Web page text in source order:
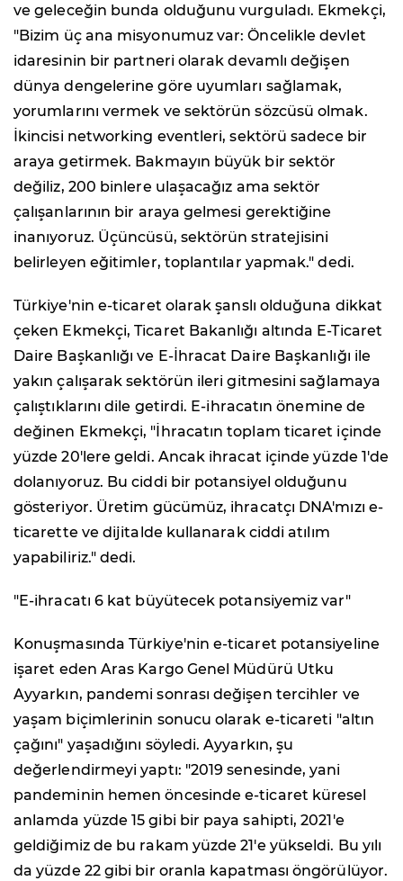
ve geleceğin bunda olduğunu vurguladı. Ekmekçi,
"Bizim üç ana misyonumuz var: Öncelikle devlet
idaresinin bir partneri olarak devamlı değişen
dünya dengelerine göre uyumları sağlamak,
yorumlarını vermek ve sektörün sözcüsü olmak.
İkincisi networking eventleri, sektörü sadece bir
araya getirmek. Bakmayın büyük bir sektör
değiliz, 200 binlere ulaşacağız ama sektör
çalışanlarının bir araya gelmesi gerektiğine
inanıyoruz. Üçüncüsü, sektörün stratejisini
belirleyen eğitimler, toplantılar yapmak." dedi.
Türkiye'nin e-ticaret olarak şanslı olduğuna dikkat
çeken Ekmekçi, Ticaret Bakanlığı altında E-Ticaret
Daire Başkanlığı ve E-İhracat Daire Başkanlığı ile
yakın çalışarak sektörün ileri gitmesini sağlamaya
çalıştıklarını dile getirdi. E-ihracatın önemine de
değinen Ekmekçi, "İhracatın toplam ticaret içinde
yüzde 20'lere geldi. Ancak ihracat içinde yüzde 1'de
dolanıyoruz. Bu ciddi bir potansiyel olduğunu
gösteriyor. Üretim gücümüz, ihracatçı DNA'mızı e-
ticarette ve dijitalde kullanarak ciddi atılım
yapabiliriz." dedi.
"E-ihracatı 6 kat büyütecek potansiyemiz var"
Konuşmasında Türkiye'nin e-ticaret potansiyeline
işaret eden Aras Kargo Genel Müdürü Utku
Ayyarkın, pandemi sonrası değişen tercihler ve
yaşam biçimlerinin sonucu olarak e-ticareti "altın
çağını" yaşadığını söyledi. Ayyarkın, şu
değerlendirmeyi yaptı: "2019 senesinde, yani
pandeminin hemen öncesinde e-ticaret küresel
anlamda yüzde 15 gibi bir paya sahipti, 2021'e
geldiğimiz de bu rakam yüzde 21'e yükseldi. Bu yılı
da yüzde 22 gibi bir oranla kapatması öngörülüyor.